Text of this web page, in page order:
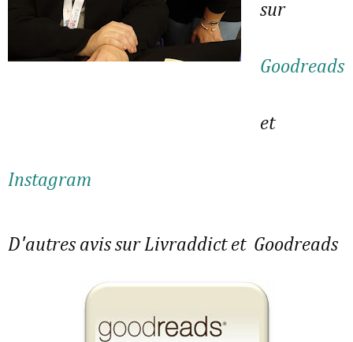
sur
Goodreads
et
Instagram
D'autres avis sur Livraddict et Goodreads